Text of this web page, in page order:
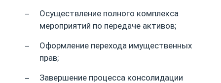
Осуществление полного комплекса
мероприятий по передаче активов;
Оформление перехода имущественных
прав;
Завершение процесса консолидации